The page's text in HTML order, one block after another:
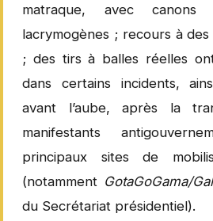
matraque, avec
lacrymogènes ; recours à
; des tirs à balles réelles
dans certains incidents,
avant l’aube, après la
manifestants
principaux sites de
(notamment GotaGoGama/
du Secrétariat présidentiel).